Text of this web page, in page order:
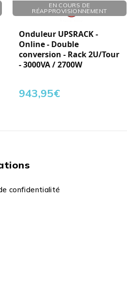
EN COURS DE
RÉAPPROVISIONNEMENT
Réf. : 581131
Onduleur UPSRACK -
Online - Double
conversion - Rack 2U/Tour
- 3000VA / 2700W
943,95€
confidentialité